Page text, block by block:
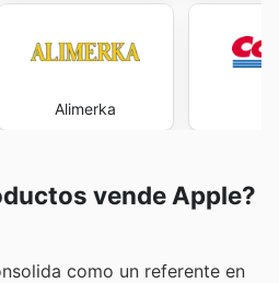
Alimerka
vende Apple?
como un referente en